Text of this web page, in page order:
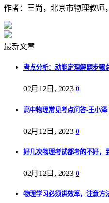
作者：王尚，北京市物理教师
最新文章
考点分析：动能定理解题步骤
02月12日, 2023 0
高中物理常见考点问答-王小泽
02月12日, 2023 0
好几次物理考试都考的不好，
02月12日, 2023 0
物理学习必须讲效率，注意方